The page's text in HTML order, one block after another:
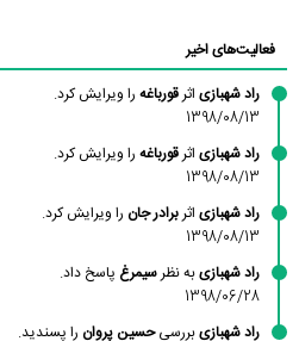
فعالیت‌های اخیر
راد شهبازی اثرقورباغه را ویرایش کرد.
1398/08/13
راد شهبازی اثرقورباغه را ویرایش کرد.
1398/08/13
راد شهبازی اثربرادر جان را ویرایش کرد.
1398/08/13
راد شهبازیبه نظرسیمرغ پاسخ داد.
1398/06/28
راد شهبازیبررسیحسین پروان را پسندید.